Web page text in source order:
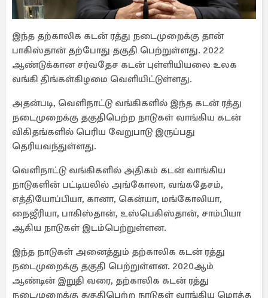
இந்த தற்காலிக கடன் ரத்து நடைமுறைக்கு தான்
பாகிஸ்தான் தற்போது தகுதி பெற்றுள்ளது. 2022
ஆண்டுக்கான சர்வதேச கடன் புள்ளியியலை உலக
வங்கி திங்கள்கிழமை வெளியிட்டுள்ளது.
அதன்படி, வெளிநாட்டு வங்கிகளில் இந்த கடன் ரத்து
நடைமுறைக்கு தகுதிபெற்ற நாடுகள் வாங்கிய கடன்
விகிதங்களில் பெரிய வேறுபாடு இருப்பது
தெரியவந்துள்ளது.
வெளிநாட்டு வங்கிகளில் அதிகம் கடன் வாங்கிய
நாடுகளின் பட்டியலில் அங்கோலா, வங்கதேசம்,
எத்தியோப்பியா, கானா, கென்யா, மங்கோலியா,
நைஜீரியா, பாகிஸ்தான், உஸ்பெகிஸ்தான், சாம்பியா
ஆகிய நாடுகள் இடம்பெற்றுள்ளன.
இந்த நாடுகள் அனைத்தும் தற்காலிக கடன் ரத்து
நடைமுறைக்கு தகுதி பெற்றுள்ளன. 2020ஆம்
ஆண்டின் இறுதி வரை, தற்காலிக கடன் ரத்து
நடைமுறைக்கு தகுதிபெற்ற நாடுகள் வாங்கிய மொத்த